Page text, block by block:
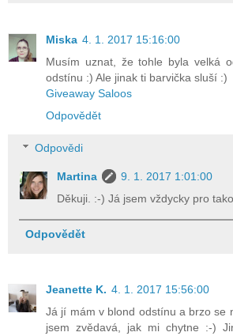
Miska 4. 1. 2017 15:16:00
Musím uznat, že tohle byla velká
odstínu :) Ale jinak ti barvička sluší :)
Giveaway Saloos
Odpovědět
Odpovědi
Martina
9. 1. 2017 1:01:00
Děkuji. :-) Já jsem vždycky pro
Odpovědět
Jeanette K. 4. 1. 2017 15:56:00
Já jí mám v blond odstínu a brzo se
jsem zvědavá, jak mi chytne :-)